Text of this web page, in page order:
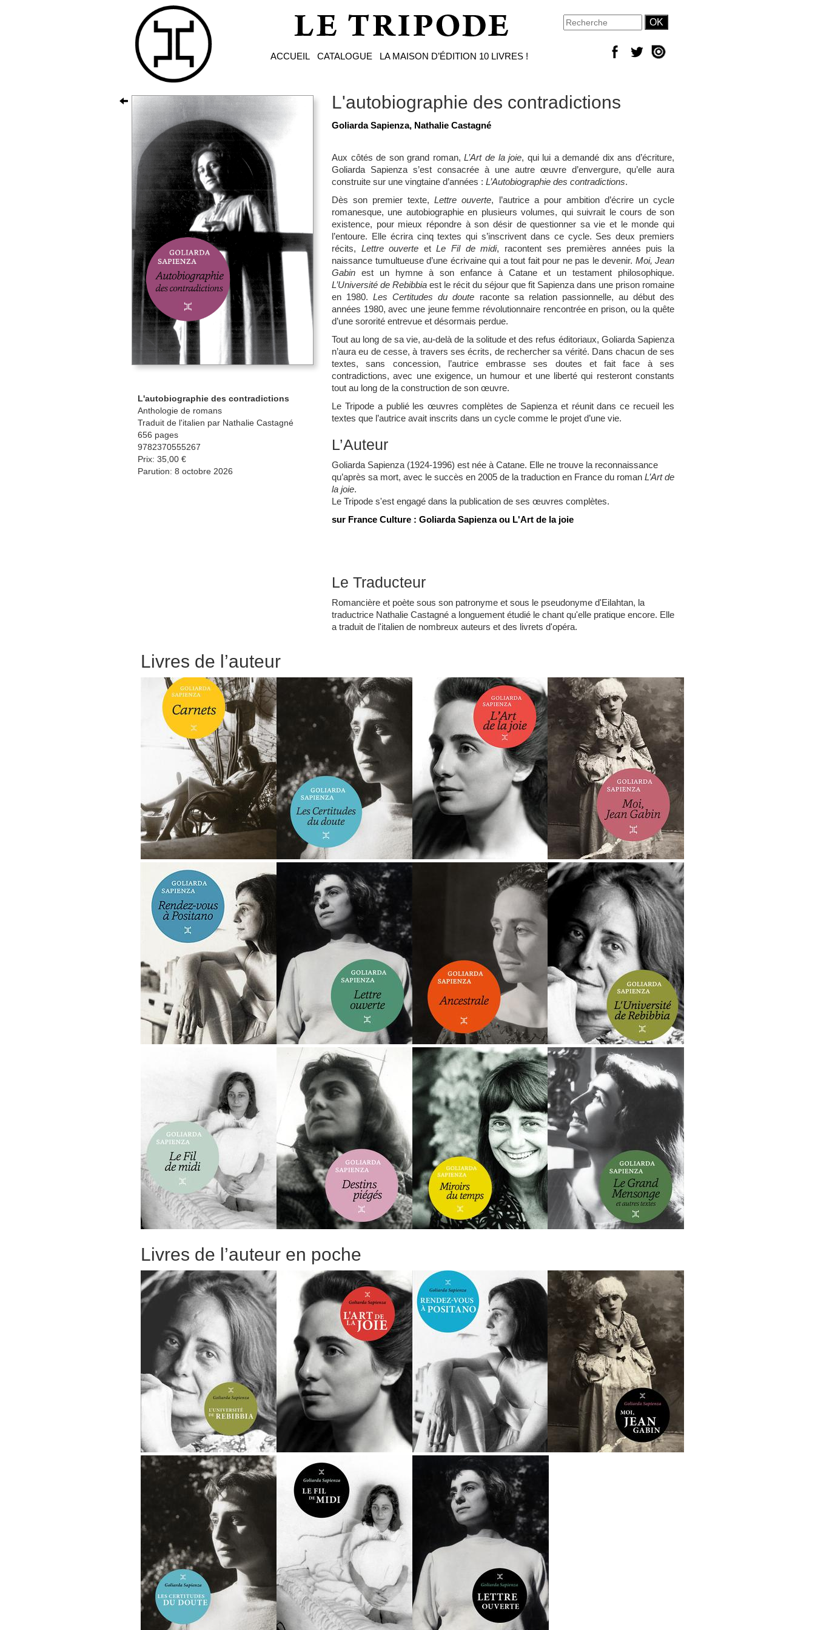
ACCUEIL CATALOGUE LA MAISON D’ÉDITION 10 LIVRES !
L'autobiographie des contradictions
Anthologie de romans
Traduit de l'italien par Nathalie Castagné
656 pages
9782370555267
Prix: 35,00 €
Parution: 8 octobre 2026
L'autobiographie des contradictions
Goliarda Sapienza, Nathalie Castagné
Aux côtés de son grand roman,L’Art de la joie, qui lui a demandé dix ans d’écriture,
Goliarda Sapienza s’est consacrée à une autre œuvre d’envergure, qu’elle aura
construite sur une vingtaine d’années : L’Autobiographie des contradictions.
Dès son premier texte,Lettre ouverte, l’autrice a pour ambition d’écrire un cycle
romanesque, une autobiographie en plusieurs volumes, qui suivrait le cours de son
existence, pour mieux répondre à son désir de questionner sa vie et le monde qui
l’entoure. Elle écrira cinq textes qui s’inscrivent dans ce cycle. Ses deux premiers
récits, Lettre ouverte etLe Fil de midi, racontent ses premières années puis la
naissance tumultueuse d’une écrivaine qui a tout fait pour ne pas le devenir. Moi, Jean
Gabin est un hymne à son enfance à Catane et un testament philosophique.
L’Université de Rebibbia est le récit du séjour que fit Sapienza dans une prison romaine
en 1980.Les Certitudes du doute raconte sa relation passionnelle, au début des
années 1980, avec une jeune femme révolutionnaire rencontrée en prison, ou la quête
d’une sororité entrevue et désormais perdue.
Tout au long de sa vie, au-delà de la solitude et des refus éditoriaux, Goliarda Sapienza
n’aura eu de cesse, à travers ses écrits, de rechercher sa vérité. Dans chacun de ses
textes, sans concession, l’autrice embrasse ses doutes et fait face à ses
contradictions, avec une exigence, un humour et une liberté qui resteront constants
tout au long de la construction de son œuvre.
Le Tripode a publié les œuvres complètes de Sapienza et réunit dans ce recueil les
textes que l’autrice avait inscrits dans un cycle comme le projet d’une vie.
L’Auteur
Goliarda Sapienza (1924-1996) est née à Catane. Elle ne trouve la reconnaissance
qu’après sa mort, avec le succès en 2005 de la traduction en France du roman L’Art de
la joie.
Le Tripode s'est engagé dans la publication de ses œuvres complètes.
sur France Culture : Goliarda Sapienza ou L'Art de la joie
Le Traducteur
Romancière et poète sous son patronyme et sous le pseudonyme d'Eilahtan, la
traductrice Nathalie Castagné a longuement étudié le chant qu'elle pratique encore. Elle
a traduit de l'italien de nombreux auteurs et des livrets d'opéra.
Livres de l’auteur
Livres de l’auteur en poche